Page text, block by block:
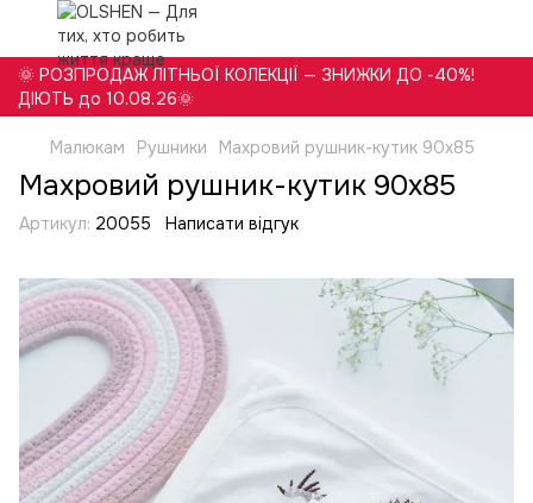
🌞 РОЗПРОДАЖ ЛІТНЬОЇ КОЛЕКЦІЇ — ЗНИЖКИ ДО -40%!
ДІЮТЬ до 10.08.26🌞
Малюкам Рушники Махровий рушник-кутик 90х85
Махровий рушник-кутик 90х85
Артикул: 20055 Написати відгук